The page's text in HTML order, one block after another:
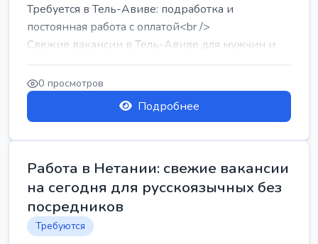
Требуется в Тель-Авиве: подработка и
постоянная работа с оплатой<br />
Свежие вакансии в Тель-Авиве для мужчин и
женщин от хозя...
0 просмотров
Подробнее
Работа в Нетании: свежие вакансии
на сегодня для русскоязычных без
посредников
Требуются